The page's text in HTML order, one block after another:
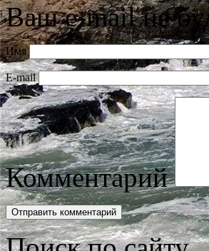
Ваш e-mail не
Имя
E-mail
Комментарий